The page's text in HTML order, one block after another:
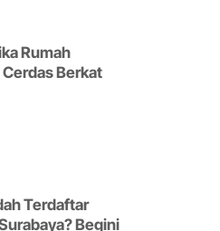
Rumah
Berkat
Terdaftar
Begini